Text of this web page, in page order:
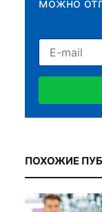
можно
ПОХОЖИЕ